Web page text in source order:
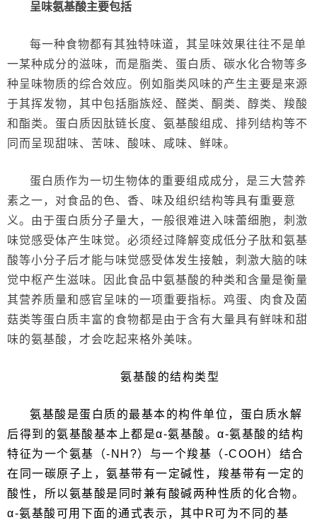
呈味氨基酸主要包括
每一种食物都有其独特味道，其呈味效果往往不是单
一某种成分的滋味，而是脂类、蛋白质、碳水化合物等多
种呈味物质的综合效应。例如脂类风味的产生主要是来源
于其挥发物，其中包括脂族烃、醛类、酮类、醇类、羧酸
和酯类。蛋白质因肽链长度、氨基酸组成、排列结构等不
同而呈现甜味、苦味、酸味、咸味、鲜味。
蛋白质作为一切生物体的重要组成成分，是三大营养
素之一，对食品的色、香、味及组织结构等具有重要意
义。由于蛋白质分子量大，一般很难进入味蕾细胞，刺激
味觉感受体产生味觉。必须经过降解变成低分子肽和氨基
酸等小分子后才能与味觉感受体发生接触，刺激大脑的味
觉中枢产生滋味。因此食品中氨基酸的种类和含量是衡量
其营养质量和感官呈味的一项重要指标。鸡蛋、肉食及菌
菇类等蛋白质丰富的食物都是由于含有大量具有鲜味和甜
味的氨基酸，才会吃起来格外美味。
氨基酸的结构类型
氨基酸是蛋白质的最基本的构件单位，蛋白质水解
后得到的氨基酸基本上都是α-氨基酸。α-氨基酸的结构
特征为一个氨基（-NH?）与一个羧基（-COOH）结合
在同一碳原子上，氨基带有一定碱性，羧基带有一定的
酸性，所以氨基酸是同时兼有酸碱两种性质的化合物。
α-氨基酸可用下面的通式表示，其中R可为不同的基